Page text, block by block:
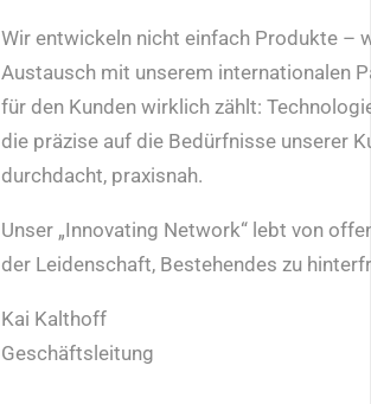
Wir entwickeln nicht einfach Produkte –
Austausch mit unserem internationalen
für den Kunden wirklich zählt:
die präzise auf die Bedürfnisse unserer
durchdacht, praxisnah.
Unser „Innovating Network“ lebt von
der Leidenschaft, Bestehendes zu
Kai Kalthoff
Geschäftsleitung